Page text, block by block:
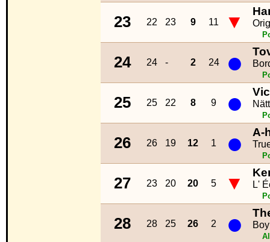
23 22 23 9 11 ▼
24 24 - 2 24 ●
25 25 22 8 9 ●
26 26 19 12 1 ● A-
27 23 20 20 5 ▼ L'
28 28 25 26 2 ● Boy